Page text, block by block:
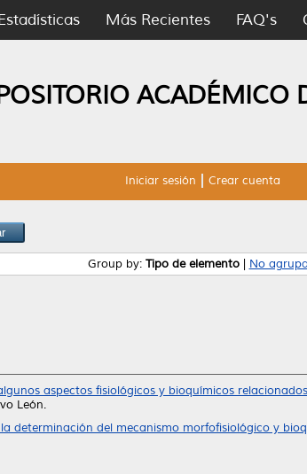
Más Recientes FAQ's
ACADÉMICO
Iniciar sesión Crear cuenta
Group by: Tipo de elemento| No
aspectos fisiológicos y bioquímicos
León.
determinación del mecanismo morfofisiológico y